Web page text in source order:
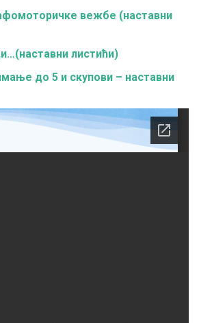
вежбе (наставни
листићи)
до 5 и скупови – наставни